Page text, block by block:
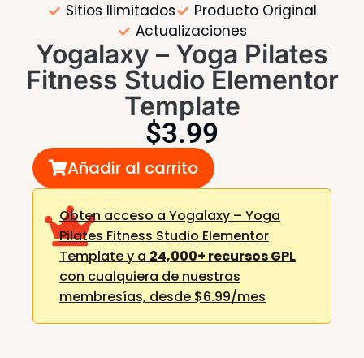
Sitios Ilimitados
Producto Original
Actualizaciones
Yogalaxy – Yoga Pilates
Fitness Studio Elementor
Template
$3.99
Añadir al carrito
Obten acceso a Yogalaxy – Yoga
Pilates Fitness Studio Elementor
Template y a 24,000+ recursos GPL
con cualquiera de nuestras
membresías, desde $6.99/mes